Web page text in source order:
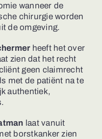
wanneer de
chirurgie worden
de omgeving.
heeft het over
zien dat het recht
geen claimrecht
met de patiënt na te
authentiek,
laat vanuit
borstkanker zien